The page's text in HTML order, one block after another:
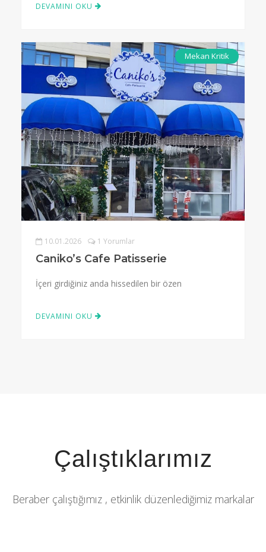
DEVAMINI OKU
Mekan Kritik
10.01.2026 1 Yorumlar
Caniko’s Cafe Patisserie
İçeri girdiğiniz anda hissedilen bir özen
DEVAMINI OKU
Çalıştıklarımız
Beraber çalıştığımız , etkinlik düzenlediğimiz markalar